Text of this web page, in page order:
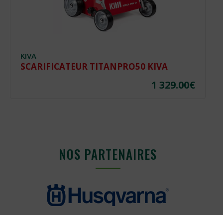
KIVA
SCARIFICATEUR TITANPRO50 KIVA
1 329.00€
NOS PARTENAIRES